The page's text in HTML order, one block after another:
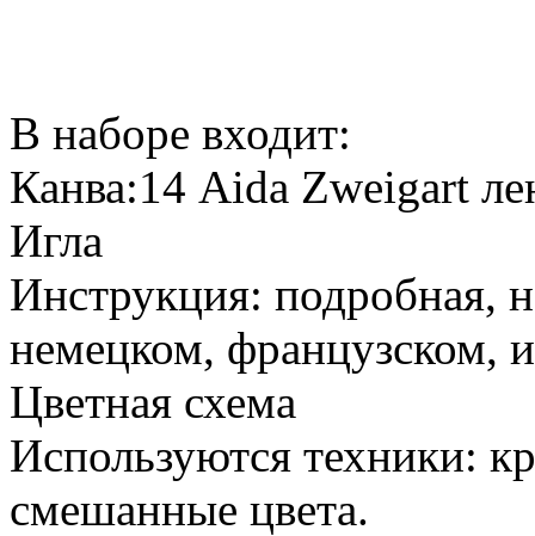
В наборе входит:
Канва:14 Aida Zweigart
Игла
Инструкция: подробная,
немецком, французском,
Цветная схема
Используются техники:
смешанные цвета.